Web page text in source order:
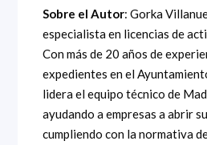
Sobre el Autor: Gorka
especialista en licencias de
Con más de 20 años de
expedientes en el
lidera el equipo técnico de
ayudando a empresas a abrir
cumpliendo con la normativa